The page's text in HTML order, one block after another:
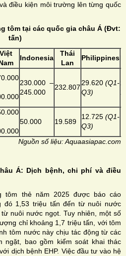
điều kiện môi trường lên từng quốc
tôm tại các quốc gia châu Á (Đvt:
tấn)
Việt
Indonesia
Thái
Lan
Philippines
230.000 –
245.000
232.807
29.620 (Q1-
Q3)
50.000 19.589
12.725 (Q1-
Q3)
Nguồn số liệu: Aquaasiapac.com
Á: Dịch bệnh, chi phí và điều
tôm thẻ năm 2025 được báo cáo
đó 1,53 triệu tấn đến từ nuôi nước
nuôi nước ngọt. Tuy nhiên, một số
chỉ khoảng 1,7 triệu tấn, với tôm
tôm nước này chịu tác động từ các
ngặt, bao gồm kiểm soát khai thác
dịch bệnh EHP. Việc đầu tư vào hệ